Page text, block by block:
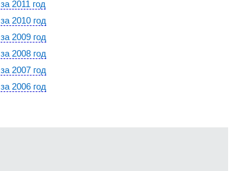
за 2011 год
за 2010 год
за 2009 год
за 2008 год
за 2007 год
за 2006 год